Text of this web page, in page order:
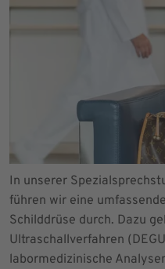
In unserer
führen wir eine
Schilddrüse durch. Dazu
Ultraschallverfahren
labormedizinische